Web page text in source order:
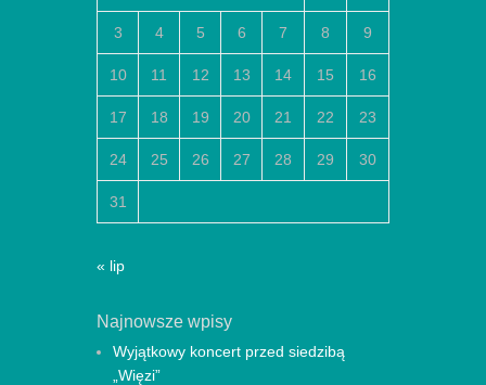
3 4 5 6 7 8 9
10 11 12 13 14 15 16
17 18 19 20 21 22 23
24 25 26 27 28 29 30
31
« lip
Najnowsze wpisy
Wyjątkowy koncert przed siedzibą
„Więzi”